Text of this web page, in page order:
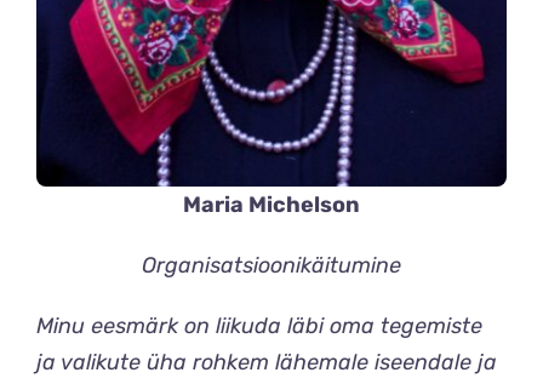
Maria Michelson
Organisatsioonikäitumine
Minu eesmärk on liikuda läbi oma tegemiste
ja valikute üha rohkem lähemale iseendale ja